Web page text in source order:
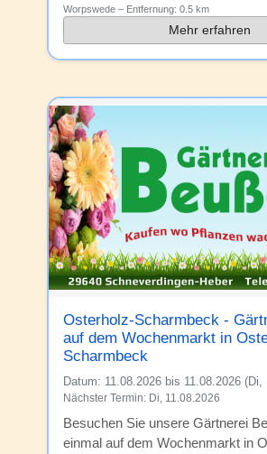
Worpswede – Entfernung: 0.5 km
Mehr erfahren
Osterholz-Scharmbeck -
auf dem Wochenmarkt in
Scharmbeck
Datum: 11.08.2026 bis 11.08.2026 (Di,
Nächster Termin: Di, 11.08.2026
Besuchen Sie unsere Gärtnerei
einmal auf dem Wochenmarkt in